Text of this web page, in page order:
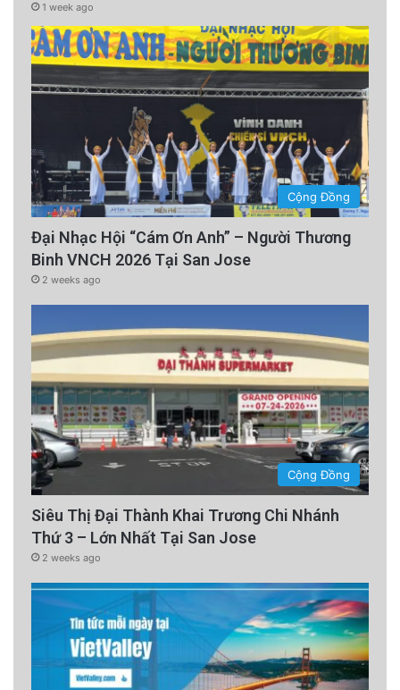
1 week ago
Cộng Đồng
Đại Nhạc Hội “Cám Ơn Anh” – Người Thương
Binh VNCH 2026 Tại San Jose
2 weeks ago
Cộng Đồng
Siêu Thị Đại Thành Khai Trương Chi Nhánh
Thứ 3 – Lớn Nhất Tại San Jose
2 weeks ago